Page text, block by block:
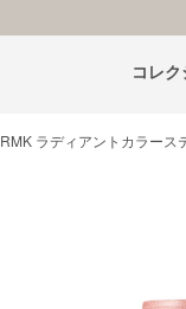
コレ
RMK ラディアントカラース